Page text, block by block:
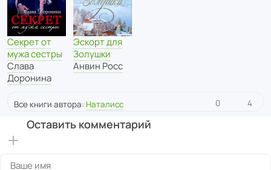
Секрет от
мужа сестры
Слава
Доронина
Эскорт для
Золушки
Анвин Росс
Все книги автора: Наталисс 0 4
Оставить комментарий